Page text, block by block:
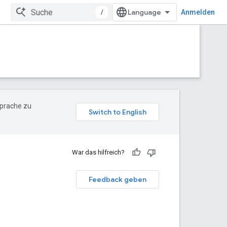
/ Anmelden
zu
War das hilfreich?
Feedback geben